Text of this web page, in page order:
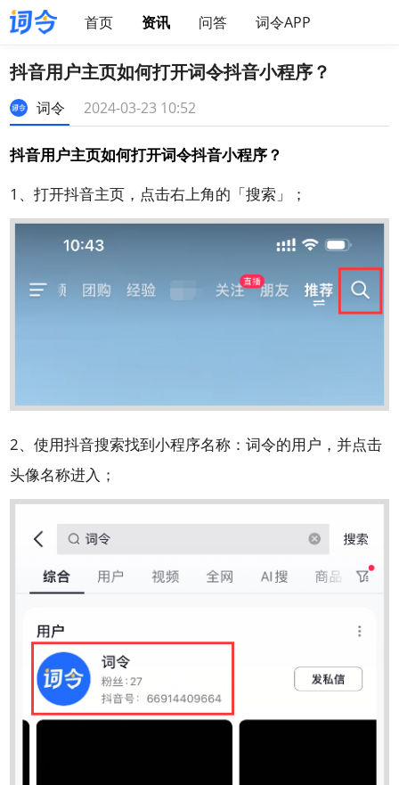
首页 资讯 问答 词令APP
抖音用户主页如何打开词令抖音小程序？
词令 2024-03-23 10:52
抖音用户主页如何打开词令抖音小程序？
1、打开抖音主页，点击右上角的「搜索」；
2、使用抖音搜索找到小程序名称：词令的用户，并点击
头像名称进入；